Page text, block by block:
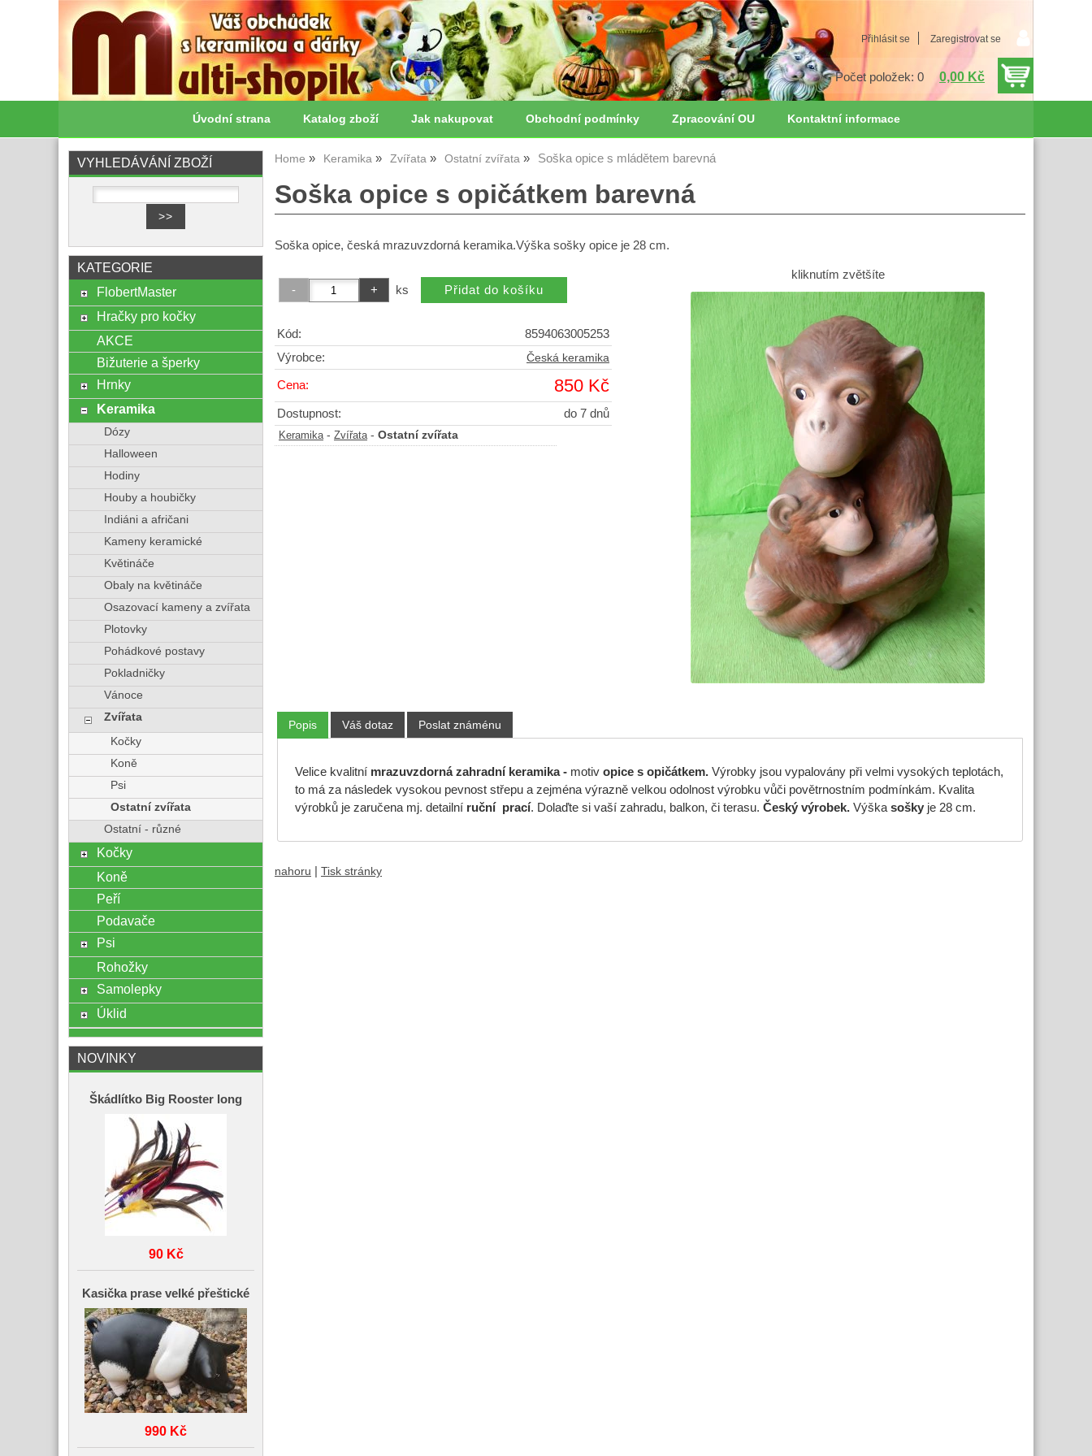
Přihlásit se Zaregistrovat se
Počet položek: 0 0,00 Kč
Úvodní strana Katalog zboží Jak nakupovat Obchodní podmínky Zpracování OU Kontaktní informace
Home Keramika Zvířata Ostatní zvířata Soška opice s mládětem barevná
Soška opice s opičátkem barevná
Soška opice, česká mrazuvzdorná keramika.Výška sošky opice je 28 cm.
kliknutím zvětšíte
ks
Kód:
8594063005253
Výrobce:
Česká keramika
Cena: 850 Kč
Dostupnost: do 7 dnů
Keramika - Zvířata - Ostatní zvířata
Popis Váš dotaz Poslat známénu
Velice kvalitní mrazuvzdorná zahradní keramika -motivopice s opičátkem.Výrobky jsou vypalovány při velmi vysokých teplotách,
to má za následek vysokou pevnost střepu a zejména výrazně velkou odolnost výrobku vůči povětrnostním podmínkám. Kvalita
výrobků je zaručena mj. detailníruční prací. Dolaďte si vaší zahradu, balkon, či terasu. Český výrobek.Výškasoškyje 28 cm.
nahoru Tisk stránky
VYHLEDÁVÁNÍ ZBOŽÍ
KATEGORIE
FlobertMaster
Hračky pro kočky
AKCE
Bižuterie a šperky
Hrnky
Keramika
Dózy
Halloween
Hodiny
Houby a houbičky
Indiáni a afričani
Kameny keramické
Květináče
Obaly na květináče
Osazovací kameny a zvířata
Plotovky
Pohádkové postavy
Pokladničky
Vánoce
Zvířata
Kočky
Koně
Psi
Ostatní zvířata
Ostatní - různé
Kočky
Koně
Peří
Podavače
Psi
Rohožky
Samolepky
Úklid
NOVINKY
Škádlítko Big Rooster long
90 Kč
Kasička prase velké přeštické
990 Kč